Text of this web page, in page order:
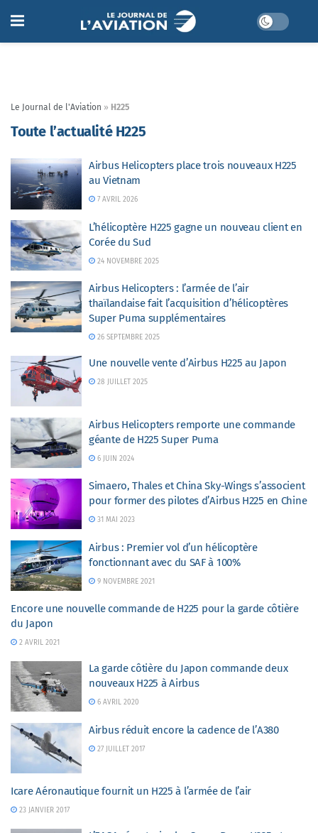
Le Journal de l'Aviation » H225
Toute l’actualité H225
Airbus Helicopters place trois nouveaux H225
au Vietnam
7 AVRIL 2026
L’hélicoptère H225 gagne un nouveau client en
Corée du Sud
24 NOVEMBRE 2025
Airbus Helicopters : l’armée de l’air
thaïlandaise fait l’acquisition d’hélicoptères
Super Puma supplémentaires
26 SEPTEMBRE 2025
Une nouvelle vente d’Airbus H225 au Japon
28 JUILLET 2025
Airbus Helicopters remporte une commande
géante de H225 Super Puma
6 JUIN 2024
Simaero, Thales et China Sky-Wings s’associent
pour former des pilotes d’Airbus H225 en Chine
31 MAI 2023
Airbus : Premier vol d’un hélicoptère
fonctionnant avec du SAF à 100%
9 NOVEMBRE 2021
Encore une nouvelle commande de H225 pour la garde côtière
du Japon
2 AVRIL 2021
La garde côtière du Japon commande deux
nouveaux H225 à Airbus
6 AVRIL 2020
Airbus réduit encore la cadence de l’A380
27 JUILLET 2017
Icare Aéronautique fournit un H225 à l’armée de l’air
23 JANVIER 2017